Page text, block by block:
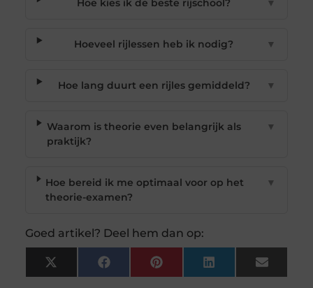
Hoe kies ik de beste rijschool? ▼
Hoeveel rijlessen heb ik nodig? ▼
Hoe lang duurt een rijles gemiddeld? ▼
Waarom is theorie even belangrijk als
praktijk?
▼
Hoe bereid ik me optimaal voor op het
theorie-examen?
▼
Goed artikel? Deel hem dan op:
X
(Twitter)
FacebookPinterest LinkedIn Email